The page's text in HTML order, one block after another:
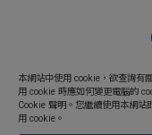
本網站中使用 cookie，欲查詢有
用 cookie 時應如何變更電腦的
Cookie 聲明。您繼續使用本網站
用 cookie。